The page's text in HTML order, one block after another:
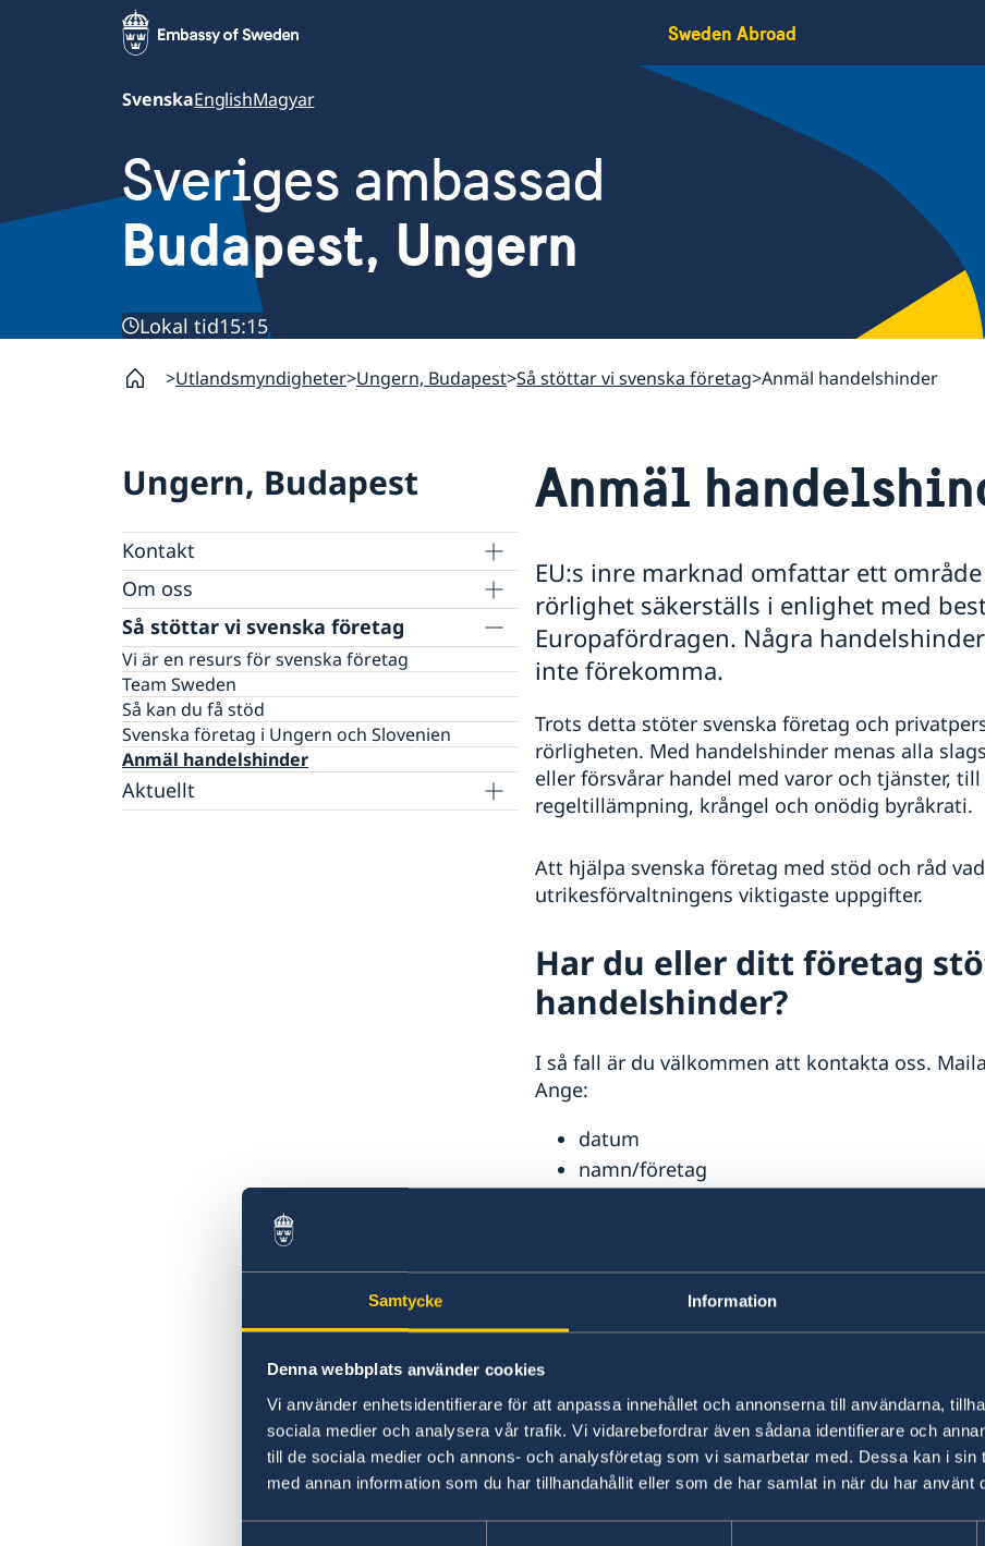
Samtycke Information
Denna webbplats använder cookies
Vi använder enhetsidentifierare för att anpassa innehållet och annonserna till användarna,
sociala medier och analysera vår trafik. Vi vidarebefordrar även sådana identifierare och
till de sociala medier och annons- och analysföretag som vi samarbetar med. Dessa kan i sin
med annan information som du har tillhandahållit eller som de har samlat in när du har använt
Sweden Abroad
SvenskaEnglishMagyar
Sveriges ambassad
Budapest, Ungern
Lokal tid15:15
Utlandsmyndigheter Ungern, Budapest Så stöttar vi svenska företag Anmäl handelshinder
Ungern, Budapest
Kontakt
Svenska föreningar i Ungern
Svenska skolan i Budapest
Svenska handelskammaren i Ungern
Skandinaviska huset
Svenska Kyrkan Drottning Silvias församling
SWEA
Om oss
Raoul Wallenberg
GDPR
Så stöttar vi svenska företag
Vi är en resurs för svenska företag
Team Sweden
Så kan du få stöd
Svenska företag i Ungern och Slovenien
Anmäl handelshinder
Aktuellt
Anmäl
EU:s inre marknad omfattar ett
rörlighet säkerställs i enlighet med
Europafördragen. Några
inte förekomma.
Trots detta stöter svenska företag och
rörligheten. Med handelshinder menas alla
eller försvårar handel med varor och tjänster,
regeltillämpning, krångel och onödig byråkrati.
Att hjälpa svenska företag med stöd och råd
utrikesförvaltningens viktigaste uppgifter.
Har du eller ditt företag
handelshinder?
I så fall är du välkommen att kontakta oss.
Ange:
datum
namn/företag
Mer information
SOLVIT – ett nätverk för problemlösning där
lösa problem som beror på att
felaktigt.
SOLVIT
Ditt Europa